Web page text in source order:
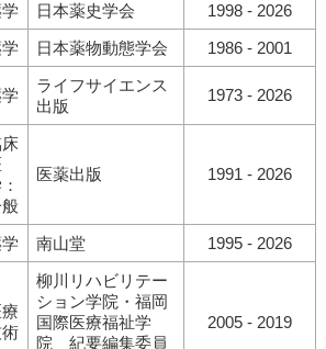
日本薬史学会
1998 - 2026
日本薬物動態学会 1986 - 2001
ライフサイエンス
出版
1973 - 2026
医薬出版 1991 - 2026
南山堂 1995 - 2026
柳川リハビリテー
ション学院・福岡
国際医療福祉学
院 紀要編集委員
2005 - 2019